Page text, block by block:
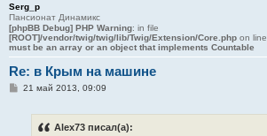
Serg_p
Пансионат Динамикс
[phpBB Debug] PHP Warning: in file
[ROOT]/vendor/twig/twig/lib/Twig/Extension/Core.php on line
must be an array or an object that implements Countable
Re: в Крым на машине
С21 май 2013, 09:09
Alex73 писал(а):